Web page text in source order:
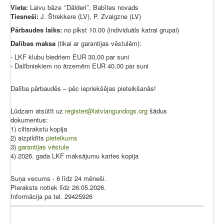
Vieta: Laivu bāze ‘’Dālderi’’, Babītes novads
Tiesneši: J. Štrekkere (LV), P. Zvaigzne (LV)
Pārbaudes laiks: no plkst 10.00 (individuāls katrai grupai)
Dalības maksa (tikai ar garantijas vēstulēm):
- LKF klubu biedriem EUR 30,00 par suni
- Dalībniekiem no ārzemēm EUR 40.00 par suni
Dalība pārbaudēs – pēc iepriekšējas pieteikšanās!
Lūdzam atsūtīt uz register@latviangundogs.org šādus
dokumentus:
1) ciltsrakstu kopija
2) aizpildīts pieteikums
3) garantijas vēstule
4) 2026. gada LKF maksājumu kartes kopija
Suņa vecums - 6 līdz 24 mēneši.
Pieraksts notiek līdz 26.05.2026.
Informācija pa tel. 29425926